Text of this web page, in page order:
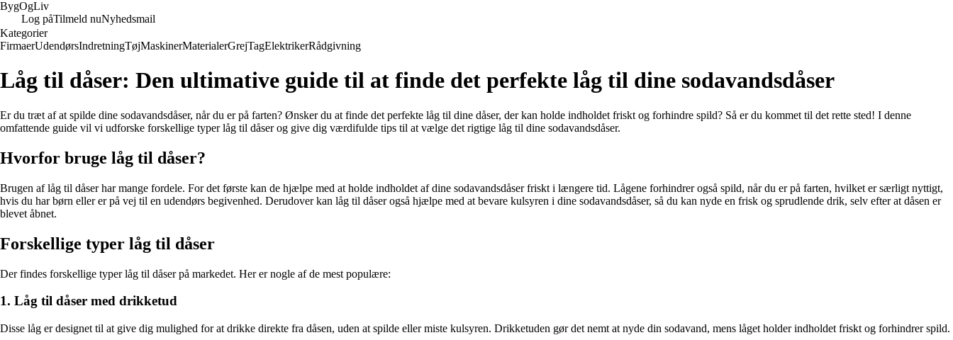
BygOgLiv
Log påTilmeld nuNyhedsmail
Kategorier
FirmaerUdendørsIndretningTøjMaskinerMaterialerGrejTagElektrikerRådgivning
Låg til dåser: Den ultimative guide til at finde det perfekte låg til dine sodavandsdåser
Er du træt af at spilde dine sodavandsdåser, når du er på farten? Ønsker du at finde det perfekte låg til dine dåser, der kan holde indholdet friskt og forhindre spild? Så er du kommet til det rette sted! I denne
omfattende guide vil vi udforske forskellige typer låg til dåser og give dig værdifulde tips til at vælge det rigtige låg til dine sodavandsdåser.
Hvorfor bruge låg til dåser?
Brugen af låg til dåser har mange fordele. For det første kan de hjælpe med at holde indholdet af dine sodavandsdåser friskt i længere tid. Lågene forhindrer også spild, når du er på farten, hvilket er særligt nyttigt,
hvis du har børn eller er på vej til en udendørs begivenhed. Derudover kan låg til dåser også hjælpe med at bevare kulsyren i dine sodavandsdåser, så du kan nyde en frisk og sprudlende drik, selv efter at dåsen er
blevet åbnet.
Forskellige typer låg til dåser
Der findes forskellige typer låg til dåser på markedet. Her er nogle af de mest populære:
1. Låg til dåser med drikketud
Disse låg er designet til at give dig mulighed for at drikke direkte fra dåsen, uden at spilde eller miste kulsyren. Drikketuden gør det nemt at nyde din sodavand, mens låget holder indholdet friskt og forhindrer spild.